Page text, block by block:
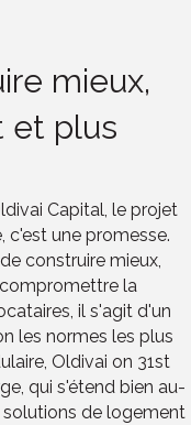
mieux,
et plus
Capital, le projet
c'est une promesse.
construire mieux,
la
il s'agit d'un
les normes les plus
Oldivai on 31st
qui s'étend bien au-
de logement